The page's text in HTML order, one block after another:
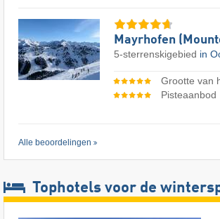
Mayrhofen
5-sterrenskigebied in
Grootte van
Pisteaanbod
Alle beoordelingen
Tophotels voor de